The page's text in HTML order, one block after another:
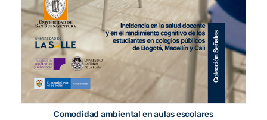
Comodidad ambiental en aulas escolares